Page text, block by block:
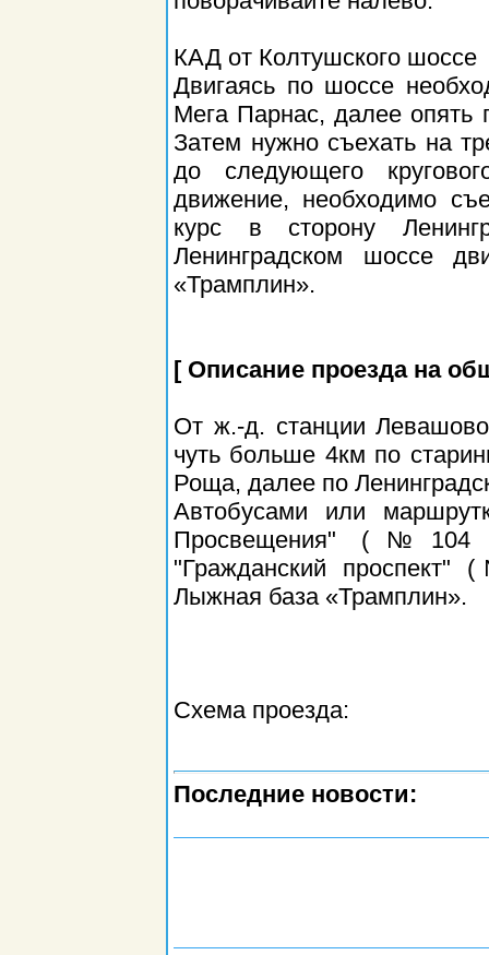
КАД от Колтушского шоссе
Двигаясь по шоссе
Мега Парнас, далее опять
Затем нужно съехать на
до следующего
движение, необходимо
курс в сторону
Ленинградском шоссе
«Трамплин».
[ Описание проезда на
От ж.-д. станции
чуть больше 4км по
Роща, далее по
Автобусами или
Просвещения" (№104
"Гражданский
Лыжная база «Трамплин».
Схема проезда:
Последние новости: